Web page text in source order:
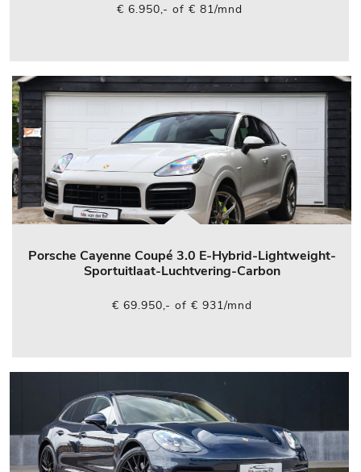
€ 6.950,- of € 81/mnd
Porsche Cayenne Coupé 3.0 E-Hybrid-Lightweight-
Sportuitlaat-Luchtvering-Carbon
€ 69.950,- of € 931/mnd